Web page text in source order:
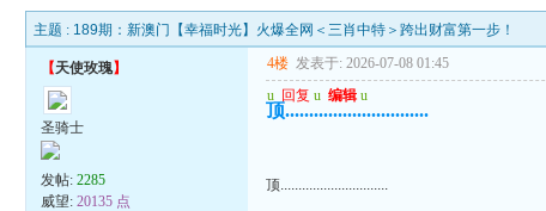
主题 : 189期：新澳门【幸福时光】火爆全网＜三肖中特＞跨出财富第一步！
【天使玫瑰】
圣骑士
发帖:2285
威望:20135 点
4楼 发表于: 2026-07-08 01:45
u 回复 u 编辑 u
顶..............................
顶..............................